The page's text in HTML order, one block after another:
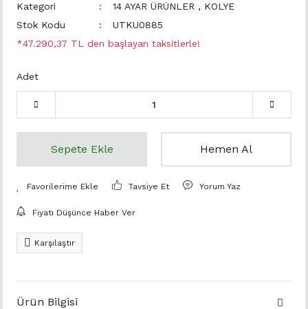
Kategori 14 AYAR ÜRÜNLER , KOLYE
Stok Kodu
UTKU0885
*47.290,37 TL den başlayan taksitlerle!
Adet
Sepete Ekle Hemen Al
Tavsiye Et Yorum Yaz
Fiyatı Düşünce Haber Ver
Karşılaştır
Ürün Bilgisi